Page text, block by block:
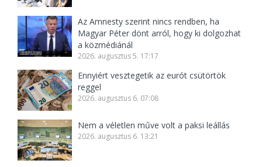
Az Amnesty szerint nincs rendben, ha
Magyar Péter dönt arról, hogy ki dolgozhat
a közmédiánál
2026. augusztus 5. 17:17
Ennyiért vesztegetik az eurót csütörtök
reggel
2026. augusztus 6. 07:08
Nem a véletlen műve volt a paksi leállás
2026. augusztus 6. 13:21